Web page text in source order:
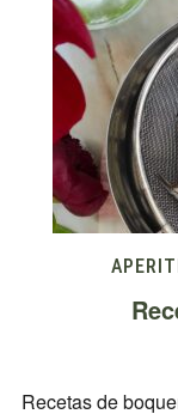
Recetas de